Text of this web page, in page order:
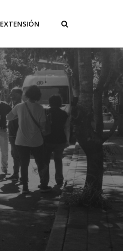
EXTENSIÓN